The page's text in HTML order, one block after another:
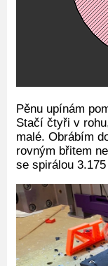
Pěnu upínám
Stačí čtyři v
malé. Obrábím
rovným břitem
se spirálou